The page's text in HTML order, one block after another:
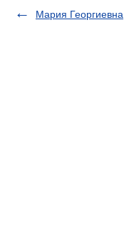
Мария Георгиевна